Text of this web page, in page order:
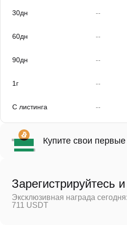
30дн --
60дн --
90дн --
1г --
С листинга --
Купите свои
Зарегистрируйтесь
Эксклюзивная награда
711 USDT